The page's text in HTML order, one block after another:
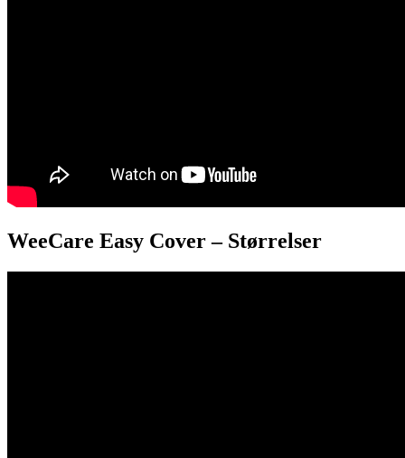
WeeCare Easy Cover – Størrelser